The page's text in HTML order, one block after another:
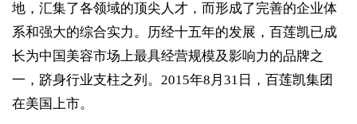
地，汇集了各领域的顶尖人才，而形成了完善的企业体
系和强大的综合实力。历经十五年的发展，百莲凯已成
长为中国美容市场上最具经营规模及影响力的品牌之
一，跻身行业支柱之列。2015年8月31日，百莲凯集团
在美国上市。